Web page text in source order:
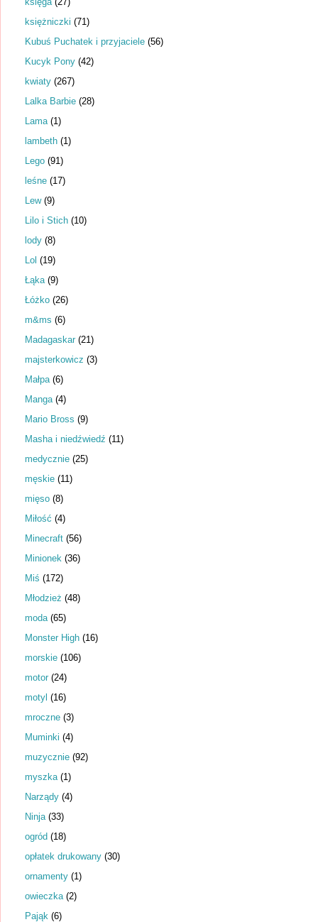
księżniczki (71)
Kubuś Puchatek i przyjaciele (56)
Kucyk Pony (42)
kwiaty (267)
Lalka Barbie (28)
Lama (1)
lambeth (1)
Lego (91)
leśne (17)
Lew (9)
Lilo i Stich (10)
lody (8)
Lol (19)
Łąka (9)
Łóżko (26)
m&ms (6)
Madagaskar (21)
majsterkowicz (3)
Małpa (6)
Manga (4)
Mario Bross (9)
Masha i niedźwiedź (11)
medycznie (25)
męskie (11)
mięso (8)
Miłość (4)
Minecraft (56)
Minionek (36)
Miś (172)
Młodzież (48)
moda (65)
Monster High (16)
morskie (106)
motor (24)
motyl (16)
mroczne (3)
Muminki (4)
muzycznie (92)
myszka (1)
Narządy (4)
Ninja (33)
ogród (18)
opłatek drukowany (30)
ornamenty (1)
owieczka (2)
Pająk (6)